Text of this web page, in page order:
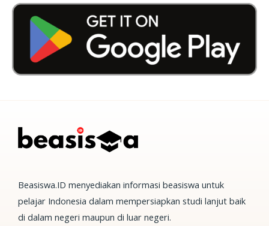
Beasiswa.ID menyediakan informasi beasiswa untuk
pelajar Indonesia dalam mempersiapkan studi lanjut baik
di dalam negeri maupun di luar negeri.